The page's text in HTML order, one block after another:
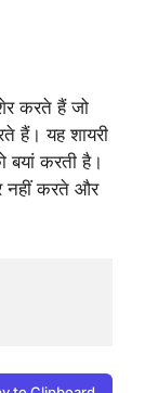
करते हैं जो
हैं। यह शायरी
बयां करती है।
नहीं करते और